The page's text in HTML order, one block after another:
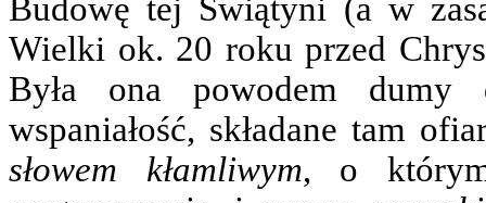
Budowę tej Świątyni (a w
Wielki ok. 20 roku przed
Była ona powodem
wspaniałość, składane tam
słowem kłamliwym, o